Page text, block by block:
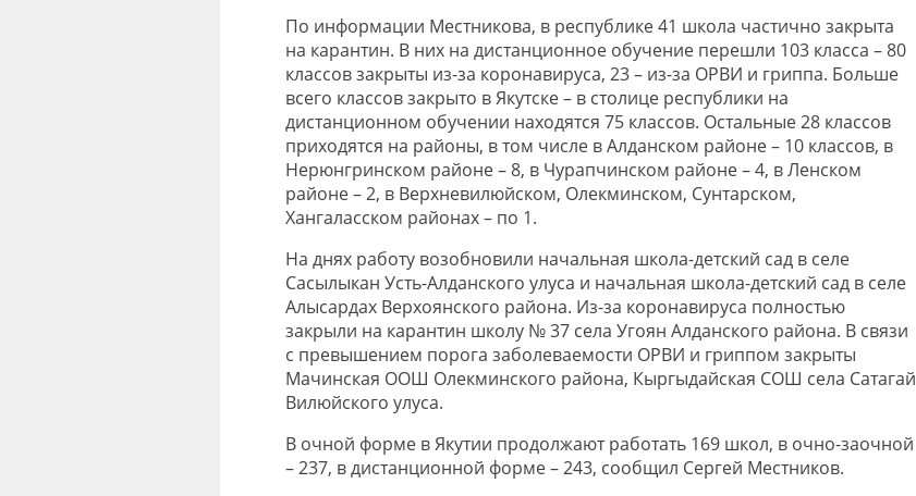
По информации Местникова, в республике 41 школа частично закрыта
на карантин. В них на дистанционное обучение перешли 103 класса – 80
классов закрыты из-за коронавируса, 23 – из-за ОРВИ и гриппа. Больше
всего классов закрыто в Якутске – в столице республики на
дистанционном обучении находятся 75 классов. Остальные 28 классов
приходятся на районы, в том числе в Алданском районе – 10 классов, в
Нерюнгринском районе – 8, в Чурапчинском районе – 4, в Ленском
районе – 2, в Верхневилюйском, Олекминском, Сунтарском,
Хангаласском районах – по 1.
На днях работу возобновили начальная школа-детский сад в селе
Сасылыкан Усть-Алданского улуса и начальная школа-детский сад в селе
Алысардах Верхоянского района. Из-за коронавируса полностью
закрыли на карантин школу № 37 села Угоян Алданского района. В связи
с превышением порога заболеваемости ОРВИ и гриппом закрыты
Мачинская ООШ Олекминского района, Кыргыдайская СОШ села Сатагай
Вилюйского улуса.
В очной форме в Якутии продолжают работать 169 школ, в очно-заочной
– 237, в дистанционной форме – 243, сообщил Сергей Местников.